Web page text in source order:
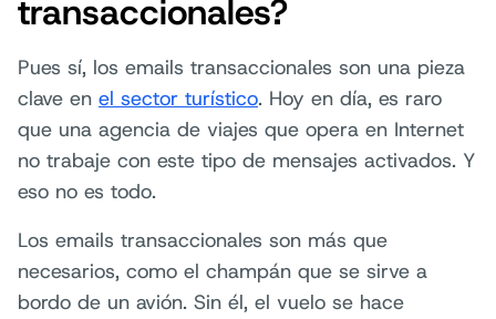
transaccionales?
Pues sí, los emails transaccionales son una pieza
clave en el sector turístico. Hoy en día, es raro
que una agencia de viajes que opera en Internet
no trabaje con este tipo de mensajes activados. Y
eso no es todo.
Los emails transaccionales son más que
necesarios, como el champán que se sirve a
bordo de un avión. Sin él, el vuelo se hace